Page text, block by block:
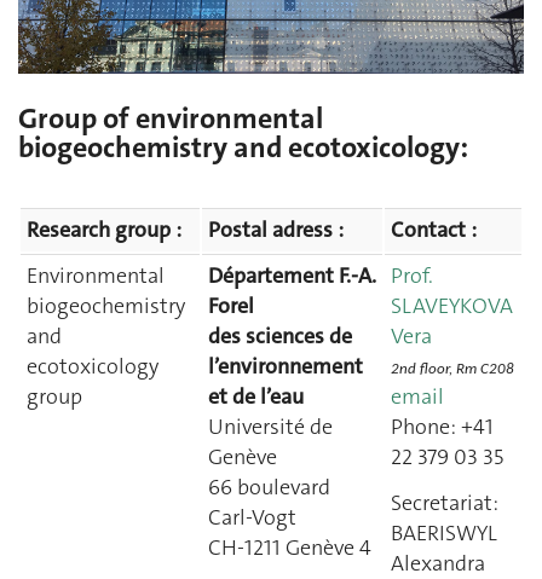
Group of environmental
biogeochemistry and ecotoxicology:
Research group : Postal adress :
Contact :
Environmental
biogeochemistry
and
ecotoxicology
group
Département F.-A.
Forel
des sciences de
l’environnement
et de l’eau
Université de
Genève
66 boulevard
Carl-Vogt
CH-1211 Genève 4
Prof.
SLAVEYKOVA
Vera
2nd floor, Rm C208
email
Phone: +41
22 379 03 35
Secretariat:
BAERISWYL
Alexandra